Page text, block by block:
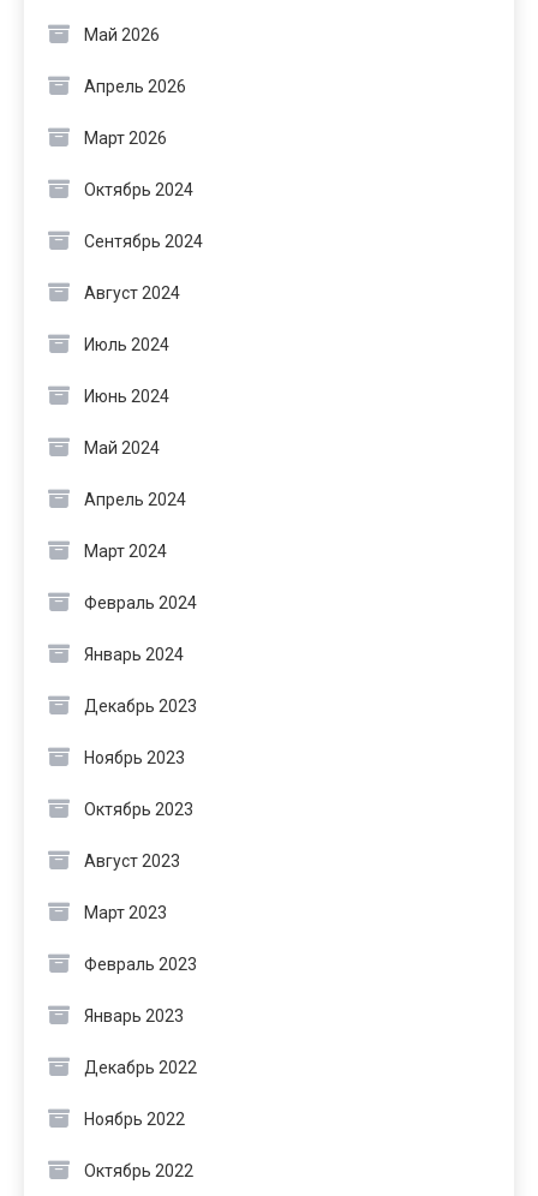
Май 2026
Апрель 2026
Март 2026
Октябрь 2024
Сентябрь 2024
Август 2024
Июль 2024
Июнь 2024
Май 2024
Апрель 2024
Март 2024
Февраль 2024
Январь 2024
Декабрь 2023
Ноябрь 2023
Октябрь 2023
Август 2023
Март 2023
Февраль 2023
Январь 2023
Декабрь 2022
Ноябрь 2022
Октябрь 2022